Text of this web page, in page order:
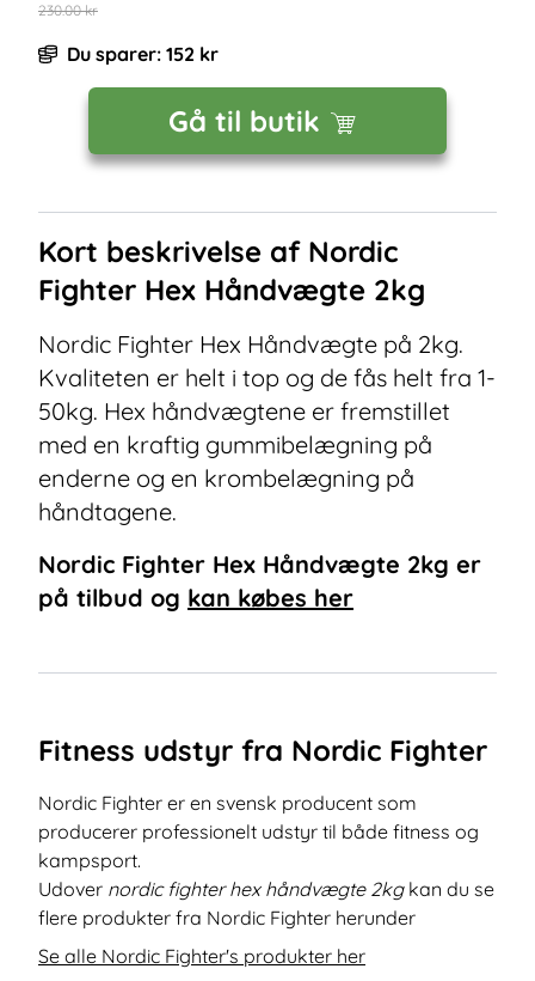
230.00kr
Du sparer: 152 kr
Gå til butik
Kort beskrivelse af Nordic
Fighter Hex Håndvægte 2kg
Nordic Fighter Hex Håndvægte på 2kg.
Kvaliteten er helt i top og de fås helt fra 1-
50kg. Hex håndvægtene er fremstillet
med en kraftig gummibelægning på
enderne og en krombelægning på
håndtagene.
Nordic Fighter Hex Håndvægte 2kg er
på tilbud og kan købes her
Fitness udstyr fra Nordic Fighter
Nordic Fighter er en svensk producent som
producerer professionelt udstyr til både fitness og
kampsport.
Udover nordic fighter hex håndvægte 2kgkan du se
flere produkter fra Nordic Fighter herunder
Se alle Nordic Fighter's produkter her